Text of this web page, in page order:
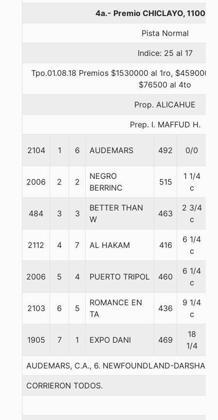
4a.- Premio CHICLAYO, 1100
Pista Normal
Indice: 25 al 17
Tpo.01.08.18 Premios $1530000 al 1ro, $459000
$76500 al 4to
Prop. ALICAHUE
Prep. I. MAFFUD H.
2104 1 6 AUDEMARS 492 0/0
2006 2 2
NEGRO
BERRINC
515
1 1/4
c
484 3 3
BETTER THAN
W
463
2 3/4
c
2112 4 7 AL HAKAM 416
6 1/4
c
2006 5 4 PUERTO TRIPOL 460
6 1/4
c
2103 6 5
ROMANCE EN
TA
436
9 1/4
c
1905 7 1 EXPO DANI 469
18
1/4
AUDEMARS, C.A., 6. NEWFOUNDLAND-
CORRIERON TODOS.